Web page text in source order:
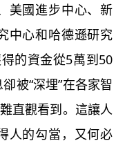
美國進步中心、新
中心和哈德遜研究
的資金從5萬到50
被“深埋”在各家智
直觀看到。這讓人
人的勾當，又何必